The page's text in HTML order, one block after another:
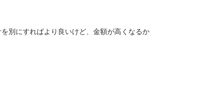
別にすればより良いけど、金額が高くなるか